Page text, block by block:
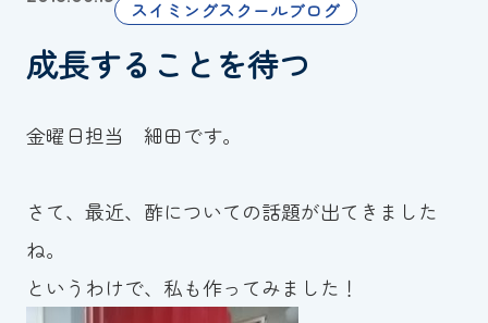
保護者の方へ
採用情報
波スイタイムズ
スイミングスクールブログ
成長することを待つ
金曜日担当 細田です。
さて、最近、酢についての話題が出てきました
ね。
というわけで、私も作ってみました！